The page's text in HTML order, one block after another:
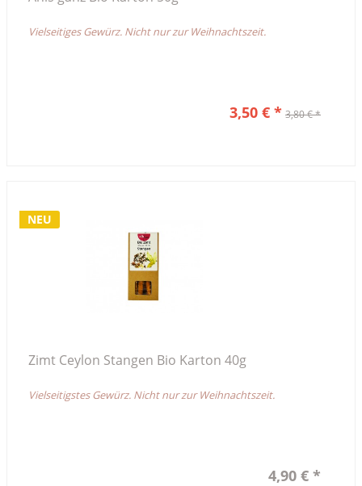
Vielseitiges Gewürz. Nicht nur zur Weihnachtszeit.
3,50 € * 3,80 € *
NEU
Zimt Ceylon Stangen Bio Karton 40g
Vielseitigstes Gewürz. Nicht nur zur Weihnachtszeit.
4,90 € *